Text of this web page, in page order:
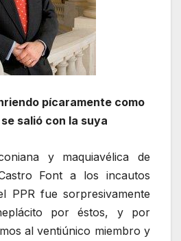
pícaramente como
salió con la suya
y maquiavélica de
Font a los incautos
PPR fue sorpresivamente
por éstos, y por
al ventiúnico miembro y